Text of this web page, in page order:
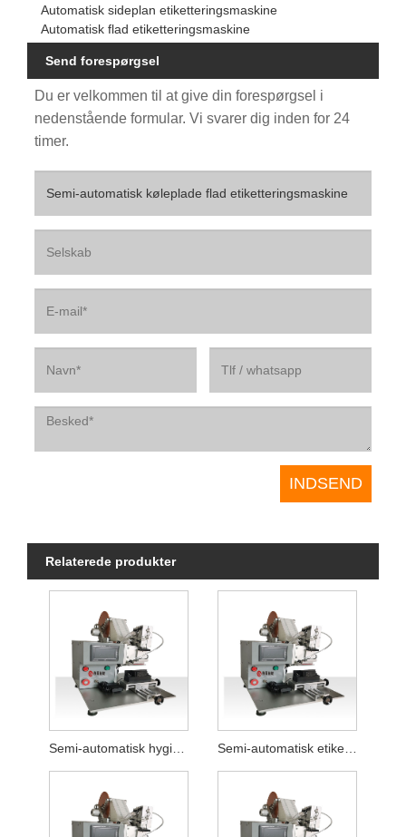
Automatisk sideplan etiketteringsmaskine
Automatisk flad etiketteringsmaskine
Send forespørgsel
Du er velkommen til at give din forespørgsel i
nedenstående formular. Vi svarer dig inden for 24
timer.
Relaterede produkter
Semi-automatisk hygiejnebindpose flad etiketmaskine